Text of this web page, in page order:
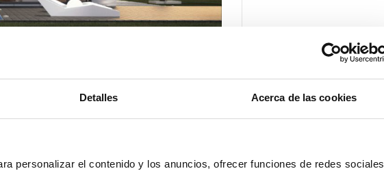
Detalles Acerca de las cookies
personalizar el contenido y los anuncios, ofrecer funciones de redes sociales
nueva, y esperemos productiva, sección de
la actualidad de nuestras casas modulares,
y espacios comerciales, para que conozcáis